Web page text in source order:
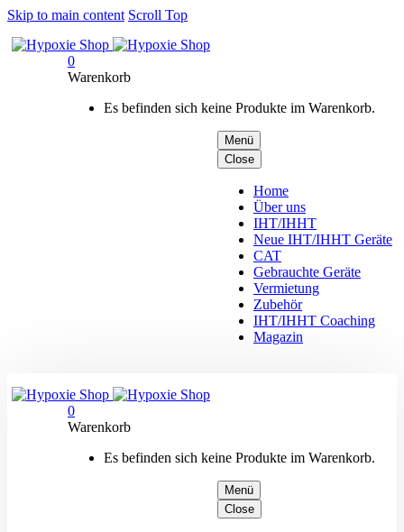
Skip to main content Scroll Top
Menü
Close
Home
Über uns
IHT/IHHT
Neue IHT/IHHT Geräte
CAT
Gebrauchte Geräte
Vermietung
Zubehör
IHT/IHHT Coaching
Magazin
0
Warenkorb
Es befinden sich keine Produkte im Warenkorb.
Menü
Close
0
Warenkorb
Es befinden sich keine Produkte im Warenkorb.